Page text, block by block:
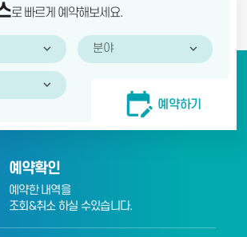
로 빠르게 예약해보세요.
분야
예약확인
예약한 내역을
조회&취소 하실 수있습니다.